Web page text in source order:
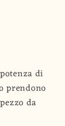
di
prendono
da